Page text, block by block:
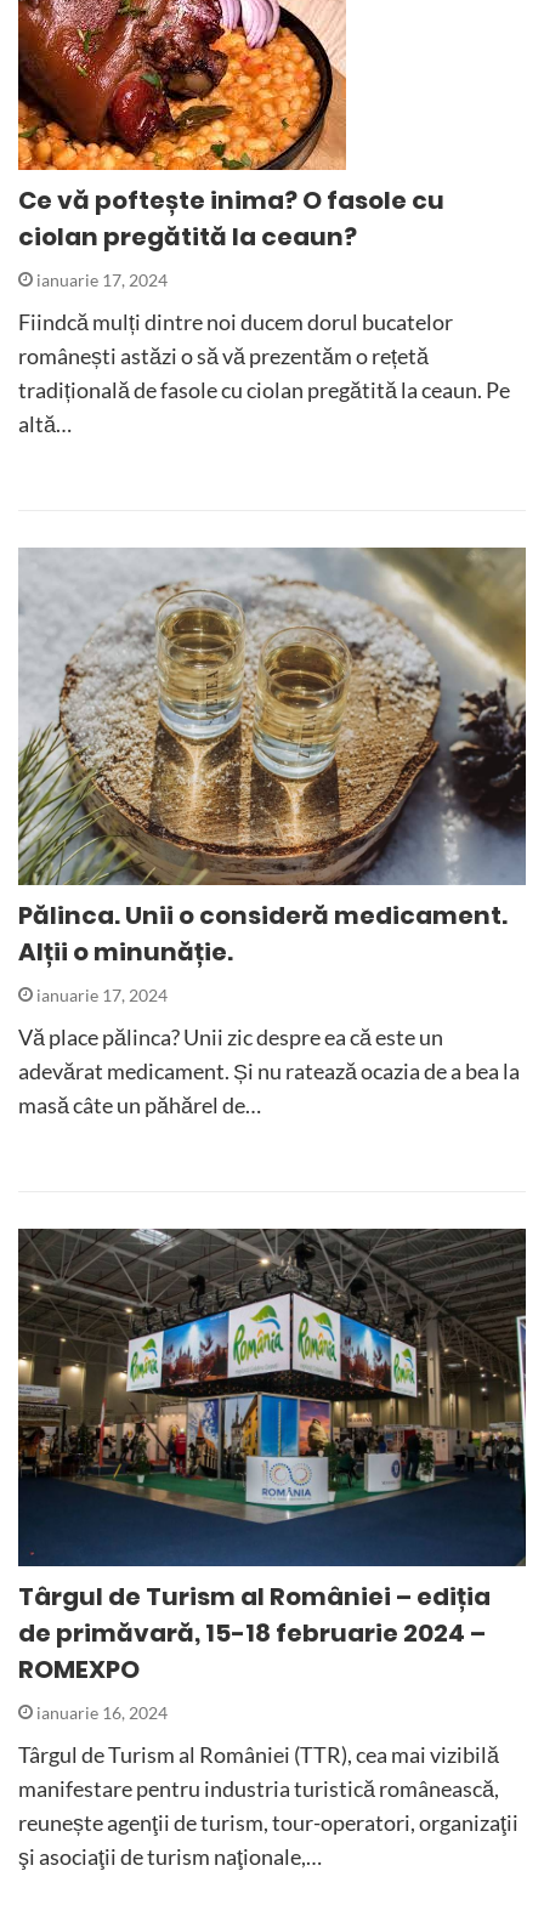
Ce vă poftește inima? O fasole cu
ciolan pregătită la ceaun?
ianuarie 17, 2024
Fiindcă mulți dintre noi ducem dorul bucatelor
românești astăzi o să vă prezentăm o rețetă
tradițională de fasole cu ciolan pregătită la ceaun. Pe
altă…
Pălinca. Unii o consideră medicament.
Alții o minunăție.
ianuarie 17, 2024
Vă place pălinca? Unii zic despre ea că este un
adevărat medicament. Și nu ratează ocazia de a bea la
masă câte un păhărel de…
Târgul de Turism al României – ediția
de primăvară, 15-18 februarie 2024 –
ROMEXPO
ianuarie 16, 2024
Târgul de Turism al României (TTR), cea mai vizibilă
manifestare pentru industria turistică românească,
reunește agenţii de turism, tour-operatori, organizaţii
şi asociaţii de turism naţionale,…